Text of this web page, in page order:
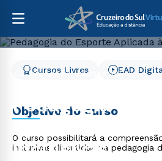
Cursos Livres
Educação
Pedagogia do
Aplicada às
Inclusivas
Cursos Livres EAD
Objetivo do curso
O curso possibilitará a
inclusivas discutidas na pedagogia